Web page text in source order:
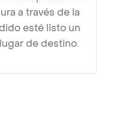
a través de la
esté listo un
de destino.